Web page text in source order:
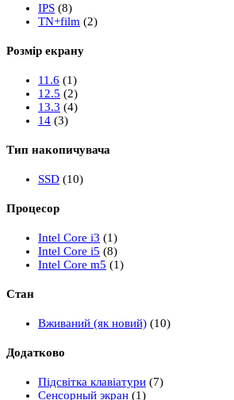
IPS (8)
TN+film (2)
Розмір екрану
11.6 (1)
12.5 (2)
13.3 (4)
14 (3)
Тип накопичувача
SSD (10)
Процесор
Intel Core i3 (1)
Intel Core i5 (8)
Intel Core m5 (1)
Стан
Вживаний (як новий) (10)
Додатково
Підсвітка клавіатури (7)
Сенсорный экран (1)